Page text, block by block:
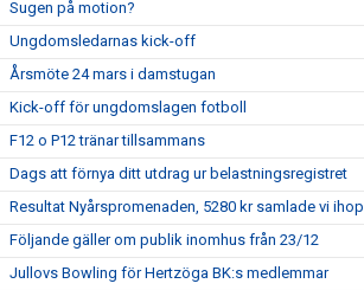
Sugen på motion?
Ungdomsledarnas kick-off
Årsmöte 24 mars i damstugan
Kick-off för ungdomslagen fotboll
F12 o P12 tränar tillsammans
Dags att förnya ditt utdrag ur belastningsregistret
Resultat Nyårspromenaden, 5280 kr samlade vi ihop
Följande gäller om publik inomhus från 23/12
Jullovs Bowling för Hertzöga BK:s medlemmar